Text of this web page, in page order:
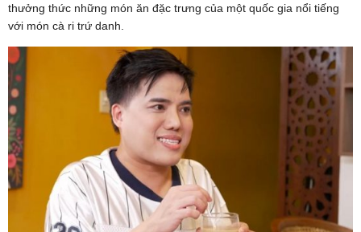
thưởng thức những món ăn đặc trưng của một quốc gia nổi tiếng
với món cà ri trứ danh.